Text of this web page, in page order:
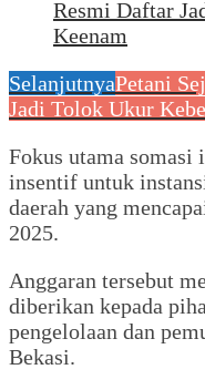
Resmi Daftar
Keenam
SelanjutnyaPetani
Jadi Tolok Ukur
Fokus utama somasi
insentif untuk
daerah yang
2025.
Anggaran tersebut
diberikan kepada
pengelolaan dan
Bekasi.